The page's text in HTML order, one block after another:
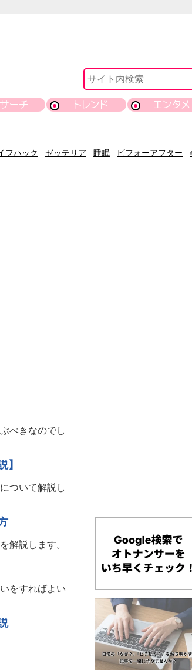
ーチ トレンド エンタメ
フハック ゼッテリア 睡眠 ビフォーアフター
べきなのでし
】
ついて解説し
解説します。
をすればよい